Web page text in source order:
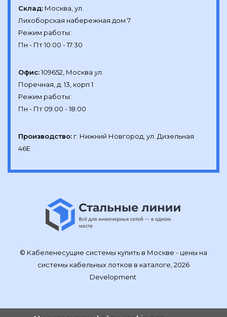
Склад: Москва, ул.
Лихоборская набережная дом 7
Режим работы:
Офис:109652, Москва ул.
Поречная, д. 13, корп 1
Режим работы:
Производство: г. Нижний Новгород, ул. Дизельная
46Е
© Кабеленесущие системы купить в Москве - цены на
системы кабельных лотков в каталоге, 2026
Development